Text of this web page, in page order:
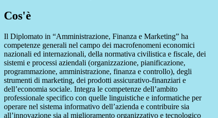
Cos'è
Il Diplomato in “Amministrazione, Finanza e Marketing” ha
competenze generali nel campo dei macrofenomeni economici
nazionali ed internazionali, della normativa civilistica e fiscale, dei
sistemi e processi aziendali (organizzazione, pianificazione,
programmazione, amministrazione, finanza e controllo), degli
strumenti di marketing, dei prodotti assicurativo-finanziari e
dell’economia sociale. Integra le competenze dell’ambito
professionale specifico con quelle linguistiche e informatiche per
operare nel sistema informativo dell’azienda e contribuire sia
all’innovazione sia al miglioramento organizzativo e tecnologico